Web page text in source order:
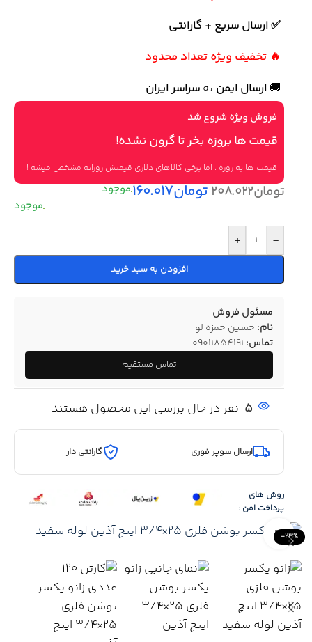
-23%
Click to enlarge
✅ ارسال سریع + گارانتی
🔥 تخفیف ویژه تعداد محدود
🚚 ارسال ایمن به سراسر ایران
فروش ویژه شروع شد
قیمت ها بروزه بخر تا گرون نشده!
قیمت ها به روزه ، اما برخی کالاهای دلاری قیمتش روزانه مشخص میشه !
تومان۲۰۸.۰۲۲تومان۱۶۰.۰۱۷
-
+
افزودن به سبد خرید
مسئول فروش
نام: حسین حمزه لو
تماس: 09011854191
تماس مستقیم
5 نفر در حال بررسی این محصول هستند
ارسال سوپر فوری گارانتی دار
روش های
پرداخت امن :